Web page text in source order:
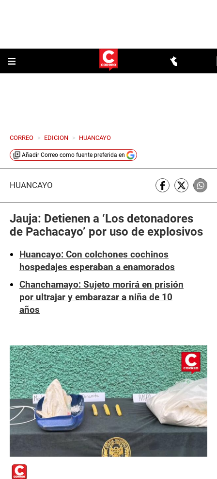
CORREO > EDICION > HUANCAYO
Añadir Correo como fuente preferida en
HUANCAYO
Jauja: Detienen a ‘Los detonadores
de Pachacayo’ por uso de explosivos
Huancayo: Con colchones cochinos
hospedajes esperaban a enamorados
Chanchamayo: Sujeto morirá en prisión
por ultrajar y embarazar a niña de 10
años